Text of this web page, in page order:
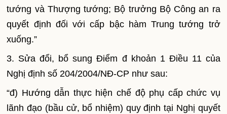
tướng và Thượng tướng; Bộ trưởng Bộ Công an ra
quyết định đối với cấp bậc hàm Trung tướng trở
xuống.”
3. Sửa đổi, bổ sung Điểm đ khoản 1 Điều 11 của
Nghị định số 204/2004/NĐ-CP như sau:
“đ) Hướng dẫn thực hiện chế độ phụ cấp chức vụ
lãnh đạo (bầu cử, bổ nhiệm) quy định tại Nghị quyết